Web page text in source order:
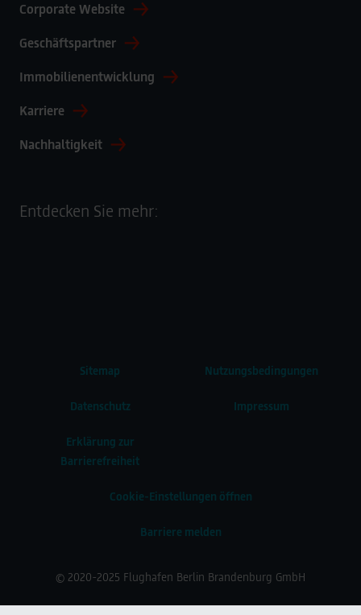
Corporate Website
Geschäftspartner
Immobilienentwicklung
Karriere
Nachhaltigkeit
Entdecken Sie mehr:
Sitemap Nutzungsbedingungen
Datenschutz Impressum
Erklärung zur
Barrierefreiheit
Cookie-Einstellungen öffnen
Barriere melden
© 2020-2025 Flughafen Berlin Brandenburg GmbH